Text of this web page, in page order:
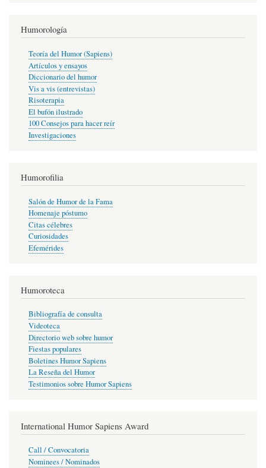
Humorología
Teoría del Humor (Sapiens)
Artículos y ensayos
Diccionario del humor
Vis a vis (entrevistas)
Risoterapia
El bufón ilustrado
100 Consejos para hacer reír
Investigaciones
Humorofilia
Salón de Humor de la Fama
Homenaje póstumo
Citas célebres
Curiosidades
Efemérides
Humoroteca
Bibliografía de consulta
Videoteca
Directorio web sobre humor
Fiestas populares
Boletines Humor Sapiens
La Reseña del Humor
Testimonios sobre Humor Sapiens
International Humor Sapiens Award
Call / Convocatoria
Nominees / Nominados